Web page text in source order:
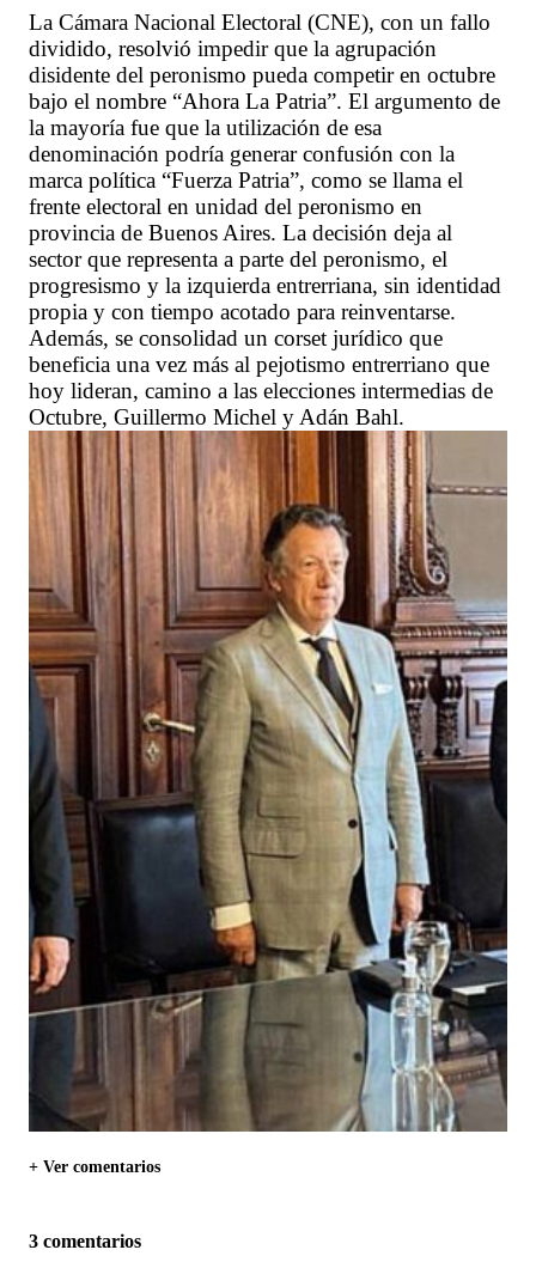
La Cámara Nacional Electoral (CNE), con un fallo
dividido, resolvió impedir que la agrupación
disidente del peronismo pueda competir en octubre
bajo el nombre “Ahora La Patria”. El argumento de
la mayoría fue que la utilización de esa
denominación podría generar confusión con la
marca política “Fuerza Patria”, como se llama el
frente electoral en unidad del peronismo en
provincia de Buenos Aires. La decisión deja al
sector que representa a parte del peronismo, el
progresismo y la izquierda entrerriana, sin identidad
propia y con tiempo acotado para reinventarse.
Además, se consolidad un corset jurídico que
beneficia una vez más al pejotismo entrerriano que
hoy lideran, camino a las elecciones intermedias de
Octubre, Guillermo Michel y Adán Bahl.
+ Ver comentarios
3 comentarios